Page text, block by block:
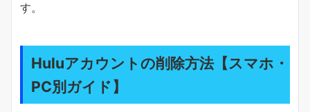
す。
Huluアカウントの削除方法【スマホ・
PC別ガイド】